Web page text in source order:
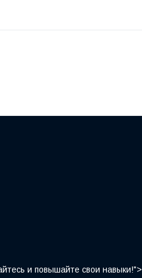
и повышайте свои навыки!">